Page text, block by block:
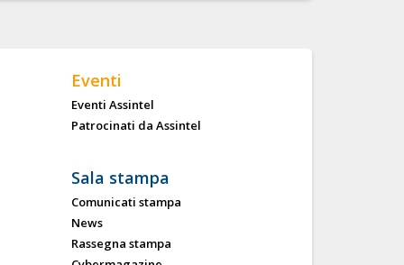
Eventi
Eventi Assintel
Patrocinati da Assintel
Sala stampa
Comunicati stampa
News
Rassegna stampa